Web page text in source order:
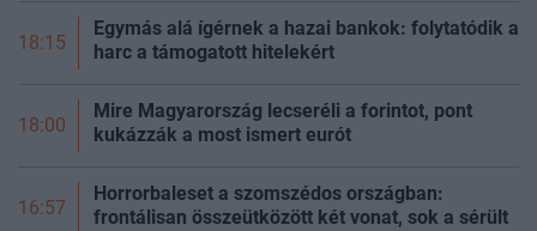
18:15
Egymás alá ígérnek a hazai bankok: folytatódik a
harc a támogatott hitelekért
18:00
Mire Magyarország lecseréli a forintot, pont
kukázzák a most ismert eurót
16:57
Horrorbaleset a szomszédos országban:
frontálisan összeütközött két vonat, sok a sérült